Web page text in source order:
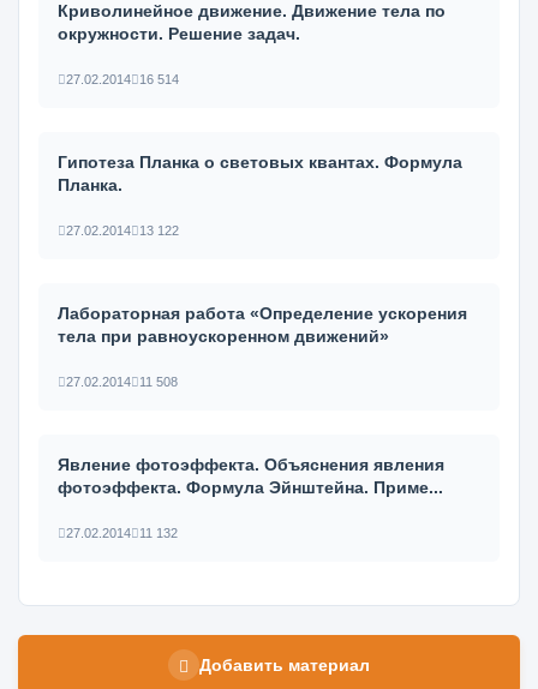
Криволинейное движение. Движение тела по
окружности. Решение задач.
27.02.2014 16 514
Гипотеза Планка о световых квантах. Формула
Планка.
27.02.2014 13 122
Лабораторная работа «Определение ускорения
тела при равноускоренном движений»
27.02.2014 11 508
Явление фотоэффекта. Объяснения явления
фотоэффекта. Формула Эйнштейна. Приме...
27.02.2014 11 132
Добавить материал